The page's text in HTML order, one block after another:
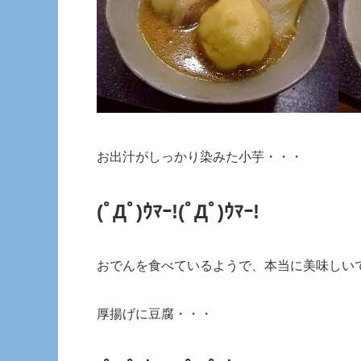
お出汁がしっかり染みた小芋・・・
(ﾟДﾟ)ｳﾏｰ!(ﾟДﾟ)ｳﾏｰ!
おでんを食べているようで、本当に美味しい
厚揚げに豆腐・・・